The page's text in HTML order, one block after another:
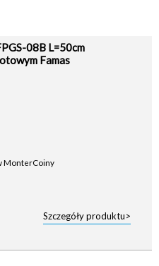
08B L=50cm
Famas
MonterCoiny
Szczegóły produktu>